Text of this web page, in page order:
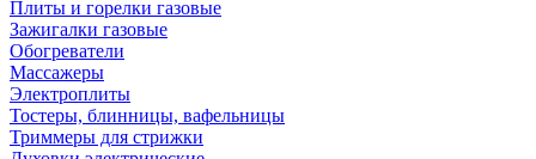
Плиты и горелки газовые
Зажигалки газовые
Обогреватели
Массажеры
Электроплиты
Тостеры, блинницы, вафельницы
Триммеры для стрижки